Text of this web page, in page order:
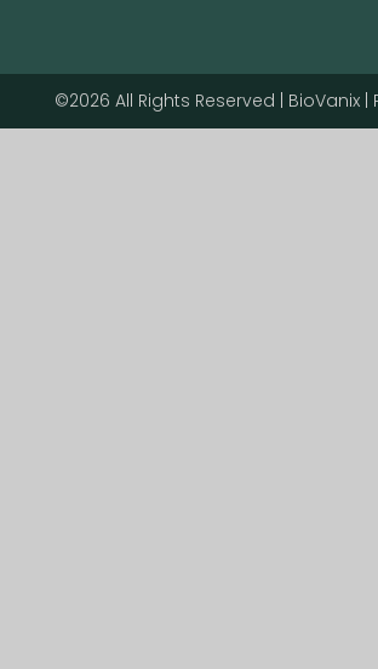
©2026 All Rights Reserved | BioVanix |